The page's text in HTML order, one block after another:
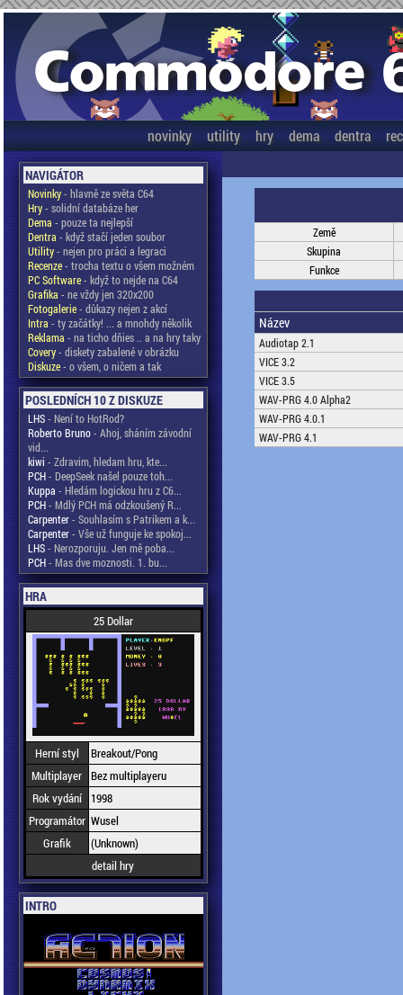
novinky utility hry dema dentra
NAVIGÁTOR
Novinky- hlavně ze světa C64
Hry- solidní databáze her
Dema - pouze ta nejlepší
Dentra - když stačí jeden soubor
Utility- nejen pro práci a legraci
Recenze- trocha textu o všem možném
PC Software- když to nejde na C64
Grafika - ne vždy jen 320x200
Fotogalerie- důkazy nejen z akcí
Intra - ty začátky! ... a mnohdy několik
Reklama - na ticho dňies .. a na hry taky
Covery- diskety zabalené v obrázku
Diskuze- o všem, o ničem a tak
POSLEDNÍCH 10 Z DISKUZE
LHS- Není to HotRod?
Roberto Bruno- Ahoj, sháním závodní
vid...
kiwi - Zdravim, hledam hru, kte...
PCH- DeepSeek našel pouze toh...
Kuppa - Hledám logickou hru z C6...
PCH- Mdlý PCH má odzkoušený R...
Carpenter- Souhlasím s Patrikem a k...
Carpenter- Vše už funguje ke spokoj...
LHS- Nerozporuju. Jen mě poba...
PCH- Mas dve moznosti. 1. bu...
HRA
25 Dollar
Herní styl
Breakout/Pong
Multiplayer Bez multiplayeru
Rok vydání
1998
Programátor Wusel
Grafik
(Unknown)
detail hry
INTRO
Země
Skupina
Funkce
Název
Audiotap 2.1
VICE 3.2
VICE 3.5
WAV-PRG 4.0 Alpha2
WAV-PRG 4.0.1
WAV-PRG 4.1